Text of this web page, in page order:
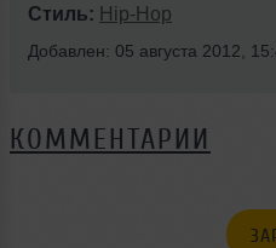
Стиль: Hip-Hop
Добавлен: 05 августа 2012,
КОММЕНТАРИИ